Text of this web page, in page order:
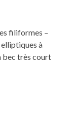
filiformes –
à
bec très court